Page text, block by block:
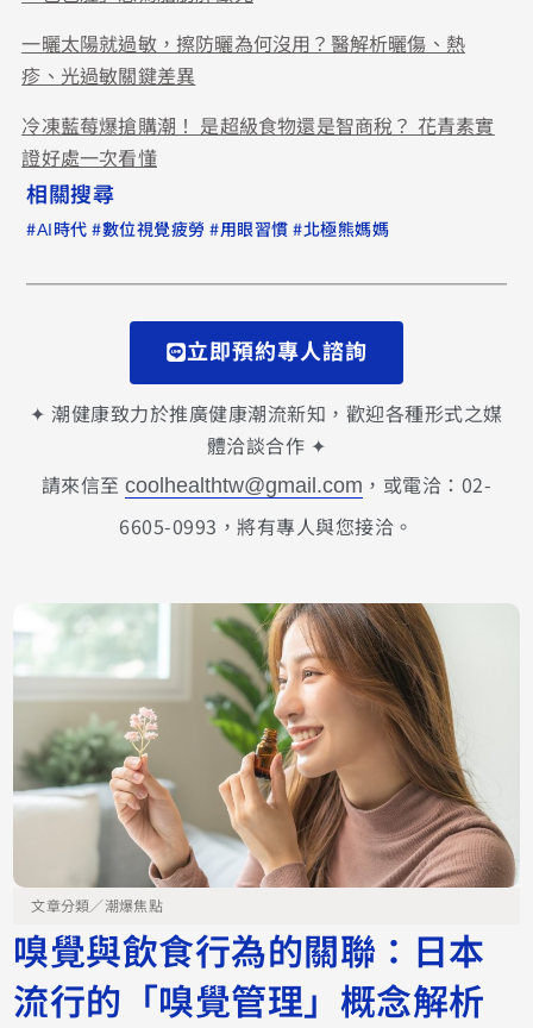
一曬太陽就過敏，擦防曬為何沒用？醫解析曬傷、熱
疹、光過敏關鍵差異
冷凍藍莓爆搶購潮！ 是超級食物還是智商稅？ 花青素實
證好處一次看懂
相關搜尋
#AI時代 #數位視覺疲勞 #用眼習慣 #北極熊媽媽
立即預約專人諮詢
✦ 潮健康致力於推廣健康潮流新知，歡迎各種形式之媒
體洽談合作 ✦
請來信至coolhealthtw@gmail.com ，或電洽：02-
6605-0993，將有專人與您接洽。
文章分類／潮爆焦點
嗅覺與飲食行為的關聯：日本
流行的「嗅覺管理」概念解析